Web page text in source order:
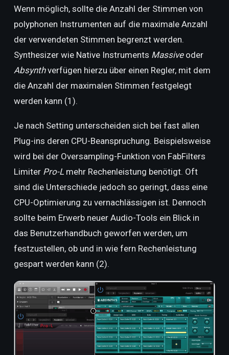
Wenn möglich, sollte die Anzahl der Stimmen von
polyphonen Instrumenten auf die maximale Anzahl
der verwendeten Stimmen begrenzt werden.
Synthesizer wie Native Instruments Massiveoder
Absynthverfügen hierzu über einen Regler, mit dem
die Anzahl der maximalen Stimmen festgelegt
werden kann (1).
Je nach Setting unterscheiden sich bei fast allen
Plug-ins deren CPU-Beanspruchung. Beispielsweise
wird bei der Oversampling-Funktion von FabFilters
Limiter Pro-L mehr Rechenleistung benötigt. Oft
sind die Unterschiede jedoch so geringt, dass eine
CPU-Optimierung zu vernachlässigen ist. Dennoch
sollte beim Erwerb neuer Audio-Tools ein Blick in
das Benutzerhandbuch geworfen werden, um
festzustellen, ob und in wie fern Rechenleistung
gespart werden kann (2).